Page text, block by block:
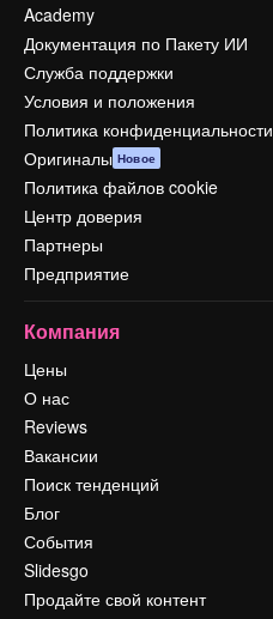
Academy
Документация по Пакету ИИ
Служба поддержки
Условия и положения
Политика конфиденциальности
Оригиналы Новое
Политика файлов cookie
Центр доверия
Партнеры
Предприятие
Компания
Цены
О нас
Reviews
Вакансии
Поиск тенденций
Блог
События
Slidesgo
Продайте свой контент